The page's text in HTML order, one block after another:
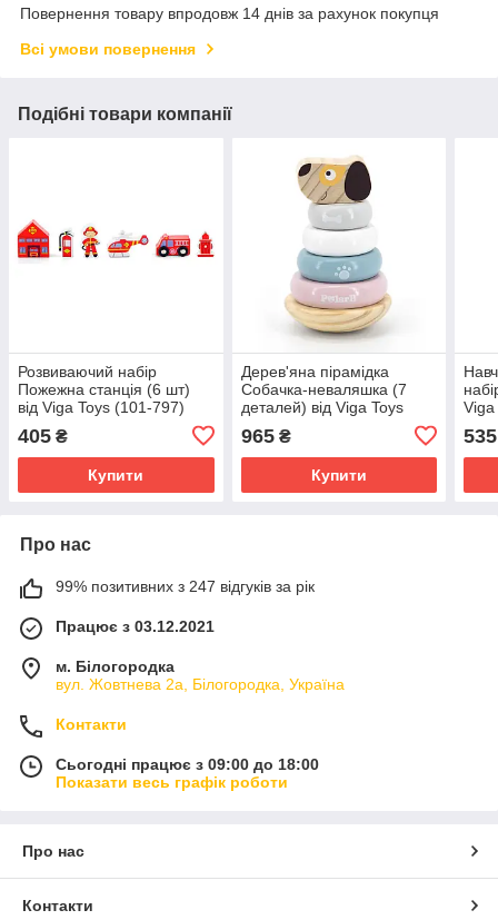
Повернення товару впродовж 14 днів за рахунок покупця
Всі умови повернення
Подібні товари компанії
Розвиваючий набір
Пожежна станція (6 шт)
від Viga Toys (101-797)
405 ₴
Купити
Дерев'яна пірамідка
Собачка-неваляшка (7
деталей) від Viga Toys
965₴
Купити
535
Про нас
99% позитивних з 247 відгуків за рік
Працює з 03.12.2021
м. Білогородка
вул. Жовтнева 2а, Білогородка, Україна
Контакти
Сьогодні працює з 09:00 до 18:00
Показати весь графік роботи
Про нас
Контакти